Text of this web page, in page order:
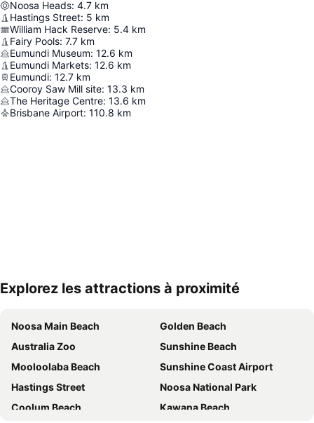
Noosa Heads: 4.7 km
Hastings Street: 5 km
William Hack Reserve: 5.4 km
Fairy Pools: 7.7 km
Eumundi Museum: 12.6 km
Eumundi Markets: 12.6 km
Eumundi: 12.7 km
Cooroy Saw Mill site: 13.3 km
The Heritage Centre: 13.6 km
Brisbane Airport: 110.8 km
Explorez les attractions à proximité
Noosa Main Beach
Golden Beach
Australia Zoo
Sunshine Beach
Mooloolaba Beach
Sunshine Coast Airport
Hastings Street
Noosa National Park
Coolum Beach
Kawana Beach